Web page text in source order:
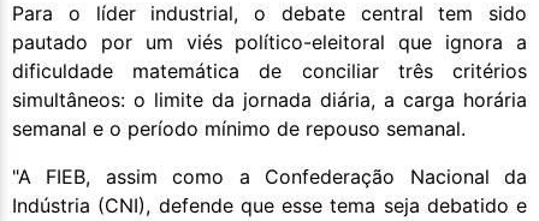
Para o líder industrial, o debate central tem sido
pautado por um viés político-eleitoral que ignora a
dificuldade matemática de conciliar três critérios
simultâneos: o limite da jornada diária, a carga horária
semanal e o período mínimo de repouso semanal.
"A FIEB, assim como a Confederação Nacional da
Indústria (CNI), defende que esse tema seja debatido e